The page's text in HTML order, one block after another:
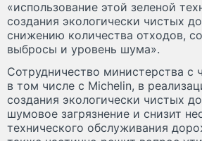
«использование этой зеленой
создания экологически чистых
снижению количества отходов,
выбросы и уровень шума».
Сотрудничество министерства с
в том числе с Michelin, в
создания экологически чистых
шумовое загрязнение и снизит
технического обслуживания